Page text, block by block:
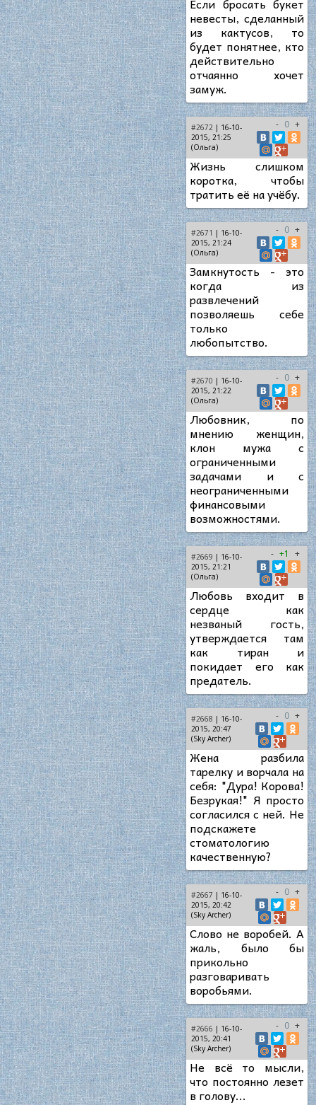
невесты, сделанный
из кактусов, то
будет понятнее, кто
действительно
отчаянно хочет
замуж.
#2672 | 16-10-
2015, 21:25
(Ольга)
- 0 +
Жизнь слишком
коротка, чтобы
тратить её на учёбу.
#2671 | 16-10-
2015, 21:24
(Ольга)
- 0 +
Замкнутость - это
когда из
развлечений
позволяешь себе
только
любопытство.
#2670 | 16-10-
2015, 21:22
(Ольга)
- 0 +
Любовник, по
мнению женщин,
клон мужа с
ограниченными
задачами и с
неограниченными
финансовыми
возможностями.
#2669 | 16-10-
2015, 21:21
(Ольга)
- +1 +
Любовь входит в
сердце как
незваный гость,
утверждается там
как тиран и
покидает его как
предатель.
#2668 | 16-10-
2015, 20:47
(Sky Archer)
- 0 +
Жена разбила
тарелку и ворчала на
себя: "Дура! Корова!
Безрукая!" Я просто
согласился с ней. Не
подскажете
стоматологию
качественную?
#2667 | 16-10-
2015, 20:42
(Sky Archer)
- 0 +
Слово не воробей. А
жаль, было бы
прикольно
разговаривать
воробьями.
#2666 | 16-10-
2015, 20:41
(Sky Archer)
- 0 +
Не всё то мысли,
что постоянно лезет
в голову...